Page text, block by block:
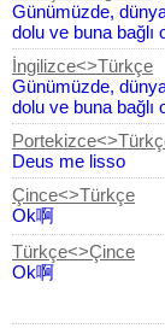
Günümüzde,
dolu ve buna bağlı
İngilizce<>Türkçe
Günümüzde,
dolu ve buna bağlı
Deus me lisso
Çince<>Türkçe
Ok啊
Türkçe<>Çince
Ok啊